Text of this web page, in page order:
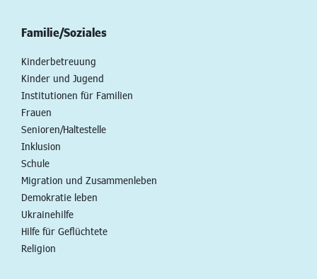
Familie/Soziales
Kinderbetreuung
Kinder und Jugend
Institutionen für Familien
Frauen
Senioren/Haltestelle
Inklusion
Schule
Migration und Zusammenleben
Demokratie leben
Ukrainehilfe
Hilfe für Geflüchtete
Religion